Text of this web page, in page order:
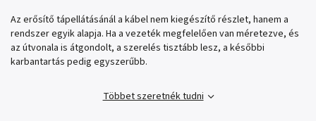
Az erősítő tápellátásánál a kábel nem kiegészítő részlet, hanem a
rendszer egyik alapja. Ha a vezeték megfelelően van méretezve, és
az útvonala is átgondolt, a szerelés tisztább lesz, a későbbi
karbantartás pedig egyszerűbb.
Többet szeretnék tudni